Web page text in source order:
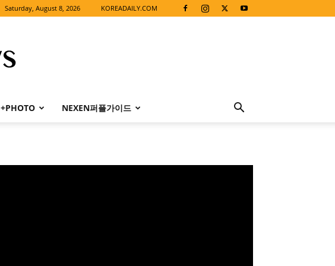
Saturday, August 8, 2026 KOREADAILY.COM
+PHOTO NEXEN퍼플가이드